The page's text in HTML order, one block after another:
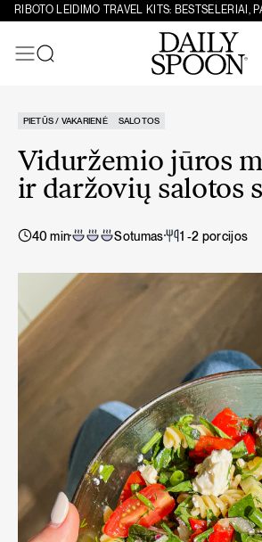
Eiti prie turinio
RIBOTO LEIDIMO TRAVEL KITS: BESTSELERIAI,
PIETŪS / VAKARIENĖ SALOTOS
Viduržemio jūros
ir daržovių salotos
40 min Sotumas 1 -2 porcijos